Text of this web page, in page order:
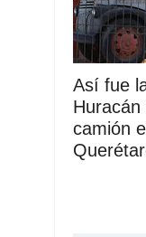
Así fue
camión